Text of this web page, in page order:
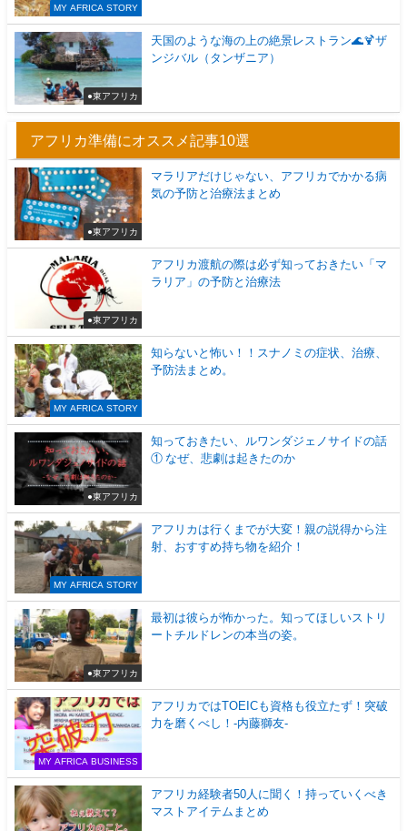
MY AFRICA STORY
●東アフリカ
天国のような海の上の絶景レストラン🌊🍹ザ
ンジバル（タンザニア）
アフリカ準備にオススメ記事10選
●東アフリカ
マラリアだけじゃない、アフリカでかかる病
気の予防と治療法まとめ
●東アフリカ
アフリカ渡航の際は必ず知っておきたい「マ
ラリア」の予防と治療法
MY AFRICA STORY
知らないと怖い！！スナノミの症状、治療、
予防法まとめ。
●東アフリカ
知っておきたい、ルワンダジェノサイドの話
① なぜ、悲劇は起きたのか
MY AFRICA STORY
アフリカは行くまでが大変！親の説得から注
射、おすすめ持ち物を紹介！
●東アフリカ
最初は彼らが怖かった。知ってほしいストリ
ートチルドレンの本当の姿。
MY AFRICA BUSINESS
アフリカではTOEICも資格も役立たず！突破
力を磨くべし！-内藤獅友-
アフリカ経験者50人に聞く！持っていくべき
マストアイテムまとめ